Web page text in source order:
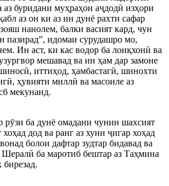
аз буридани муҳраҳои аҷдодӣ изҳори
аз он ки аз ин дунё рахти сафар
нанолем, балки васият кард, чун
пазирад”, идомаи сурудашро мо,
Ин аст, ки кас водор ба лоиқхонӣ ва
мешавад ва ин ҳам дар замоне
иттиҳод, ҳамбастагӣ, шинохти
ҳувияти миллӣ ва масоиле аз
мекунанд.
рӯзи ба дунё омадани чунин шахсият
дод ва ранг аз хуни ҷигар хоҳад
болои дафтар зудтар бидавад ва
ба маротиб бештар аз Таҳмина